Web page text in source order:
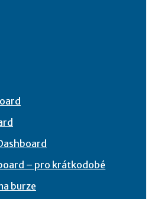
– pro krátkodobé
burze